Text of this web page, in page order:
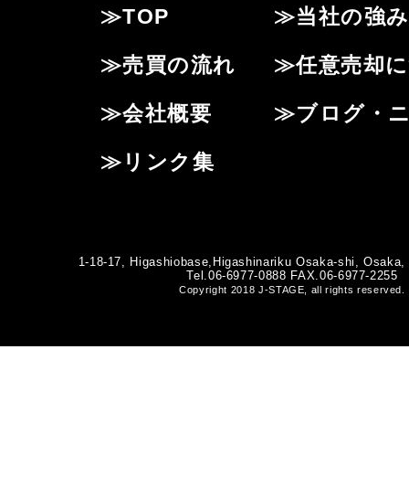
≫TOP ≫当社の強み
≫売買の流れ ≫任意売却
≫会社概要 ≫ブログ・
≫リンク集
1-18-17, Higashiobase,Higashinariku Osaka-shi, Osaka,
Tel.06-6977-0888 FAX.06-6977-2255
Copyright 2018 J-STAGE, all rights reserved.